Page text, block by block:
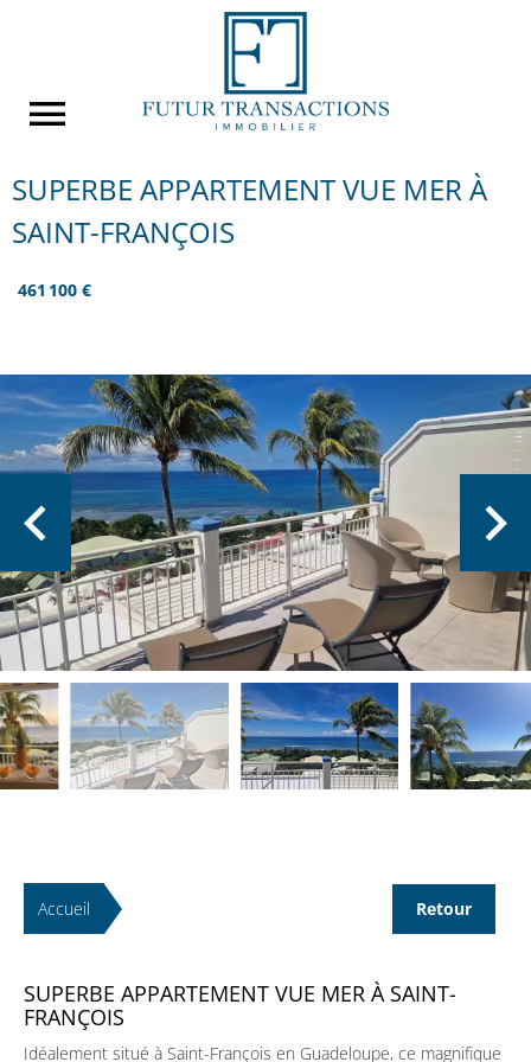
SUPERBE APPARTEMENT VUE MER À
SAINT-FRANÇOIS
461 100 €
Accueil Retour
SUPERBE APPARTEMENT VUE MER À SAINT-
FRANÇOIS
Idéalement situé à Saint-François en Guadeloupe, ce magnifique